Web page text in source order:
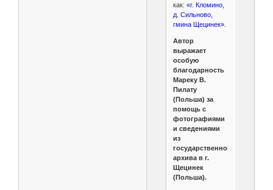
как: «г. Кломино,
д. Сильново,
гмина Щецинек».
Автор
выражает
особую
благодарность
Мареку В.
Пилату
(Польша) за
помощь с
фотографиями
и сведениями
из
государственного
архива в г.
Щецинек
(Польша).